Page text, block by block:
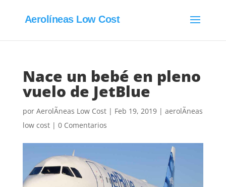
Aerolíneas Low Cost
Nace un bebé en pleno
vuelo de JetBlue
por AerolÃ­neas Low Cost| Feb 19, 2019| aerolÃ­neas
low cost| 0 Comentarios